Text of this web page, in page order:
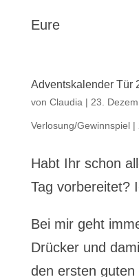
Eure
Adventskalender Tür
von Claudia | 23.
Verlosung/Gewinnspiel|
Habt Ihr schon
Tag vorbereitet?
Bei mir geht
Drücker und
den ersten guten